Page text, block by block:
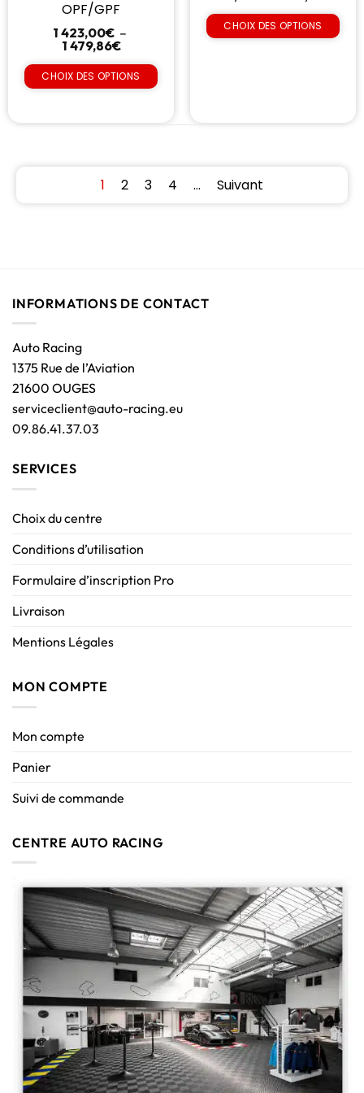
OPF/GPF
1 423,00€ –
1 479,86€
CHOIX DES OPTIONS
CHOIX DES OPTIONS
1 2 3 4 … Suivant
INFORMATIONS DE CONTACT
Auto Racing
1375 Rue de l’Aviation
21600 OUGES
serviceclient@auto-racing.eu
09.86.41.37.03
SERVICES
Choix du centre
Conditions d’utilisation
Formulaire d’inscription Pro
Livraison
Mentions Légales
MON COMPTE
Mon compte
Panier
Suivi de commande
CENTRE AUTO RACING